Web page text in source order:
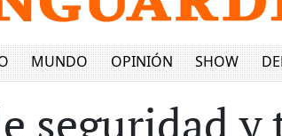
MUNDO OPINIÓN SHOW